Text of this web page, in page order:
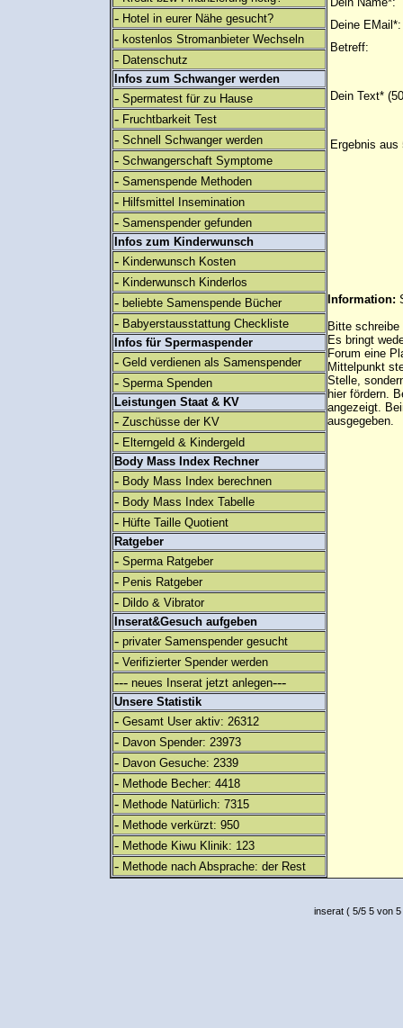
- Hotel in eurer Nähe gesucht?
- kostenlos Stromanbieter Wechseln
- Datenschutz
Infos zum Schwanger werden
- Spermatest für zu Hause
- Fruchtbarkeit Test
- Schnell Schwanger werden
- Schwangerschaft Symptome
- Samenspende Methoden
- Hilfsmittel Insemination
- Samenspender gefunden
Infos zum Kinderwunsch
- Kinderwunsch Kosten
- Kinderwunsch Kinderlos
- beliebte Samenspende Bücher
- Babyerstausstattung Checkliste
Infos für Spermaspender
- Geld verdienen als Samenspender
- Sperma Spenden
Leistungen Staat & KV
- Zuschüsse der KV
- Elterngeld & Kindergeld
Body Mass Index Rechner
- Body Mass Index berechnen
- Body Mass Index Tabelle
- Hüfte Taille Quotient
Ratgeber
- Sperma Ratgeber
- Penis Ratgeber
- Dildo & Vibrator
Inserat&Gesuch aufgeben
- privater Samenspender gesucht
- Verifizierter Spender werden
--- neues Inserat jetzt anlegen---
Unsere Statistik
- Gesamt User aktiv: 26312
- Davon Spender: 23973
- Davon Gesuche: 2339
- Methode Becher: 4418
- Methode Natürlich: 7315
- Methode verkürzt: 950
- Methode Kiwu Klinik: 123
- Methode nach Absprache: der Rest
Deine EMail*:
Betreff:
Dein Text*
Ergebnis aus
Information:
Bitte
Es bringt
Forum eine
Mittelpunkt
Stelle,
hier fördern.
angezeigt.
ausgegeben.
inserat( 5/5 5 von 5